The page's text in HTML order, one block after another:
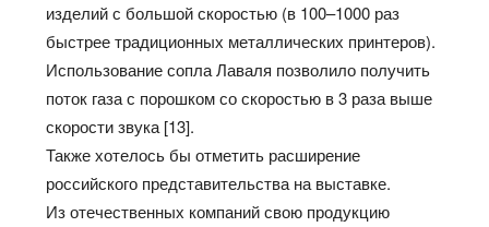
изделий с большой скоростью (в 100–1000 раз
быстрее традиционных металлических принтеров).
Использование сопла Лаваля позволило получить
поток газа с порошком со скоростью в 3 раза выше
скорости звука [13].
Также хотелось бы отметить расширение
российского представительства на выставке.
Из отечественных компаний свою продукцию